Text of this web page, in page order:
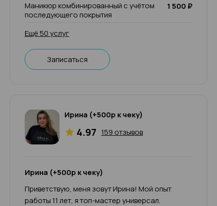
Маникюр комбинированный с учётом
последующего покрытия
1 500 ₽
Ещё 50 услуг
Записаться
Ирина (+500р к чеку)
4.97 159 отзывов
Ирина (+500р к чеку)
Приветствую, меня зовут Ирина! Мой опыт
работы 11 лет, я топ-мастер универсал.